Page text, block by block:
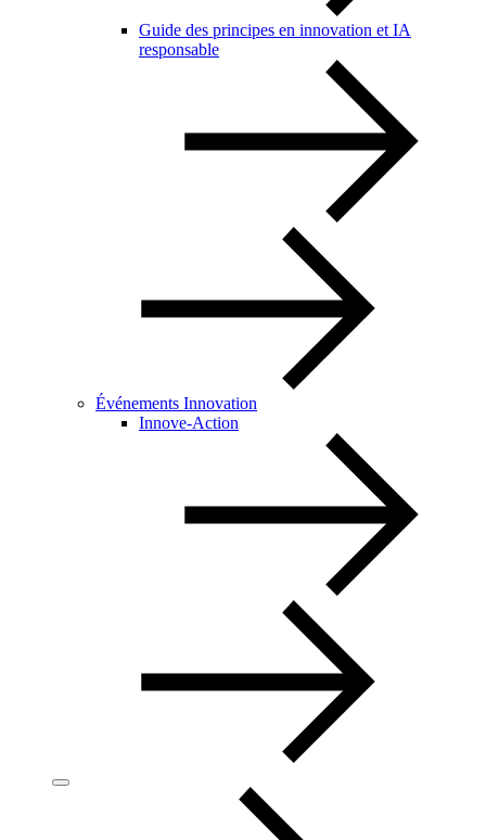
Guide des principes en innovation et IA
responsable
Événements Innovation
Innove-Action